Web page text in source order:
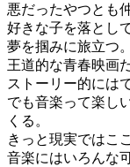
悪だったやつとも
好きな子を落として
夢を掴みに旅立つ。
王道的な青春映画だ
ストーリー的には
でも音楽って楽し
くる。
きっと現実ではこ
音楽にはいろんな